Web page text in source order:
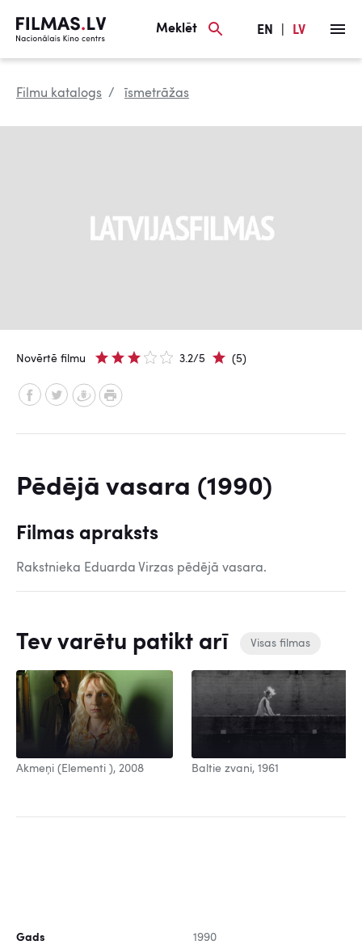
Meklēt EN LV
Filmu katalogs īsmetrāžas
Novērtē filmu 3.2/5 (5)
Pēdējā vasara (1990)
Filmas apraksts
Rakstnieka Eduarda Virzas pēdējā vasara.
Tev varētu patikt arī Visas filmas
Akmeņi (Elementi ), 2008 Baltie zvani, 1961
Gads 1990